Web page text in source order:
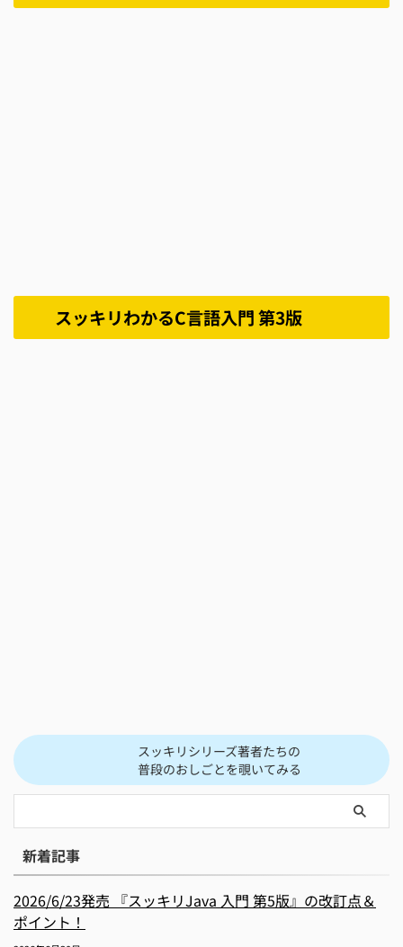
スッキリわかるC言語入門 第3版
スッキリシリーズ著者たちの
普段のおしごとを覗いてみる
新着記事
2026/6/23発売 『スッキリJava 入門 第5版』の改訂点＆
ポイント！